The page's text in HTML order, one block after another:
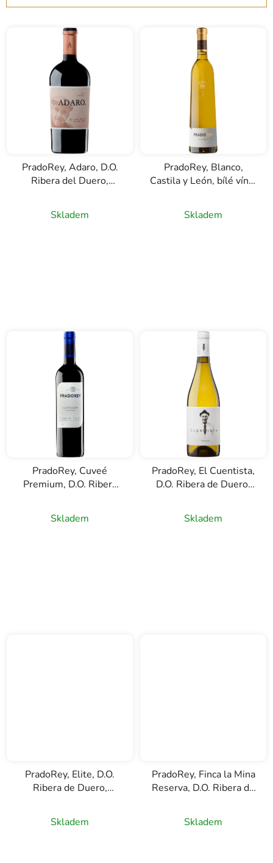
z
PradoRey, Adaro, D.O.
Ribera del Duero,
Skladem
PradoRey, Blanco,
Castila y León, bílé víno,
Skladem
PradoRey, Cuveé
Premium, D.O. Ribera
0,75l
Skladem
PradoRey, El Cuentista,
D.O. Ribera de Duero,
Skladem
PradoRey, Elite, D.O.
Ribera de Duero,
Skladem
PradoRey, Finca la Mina
Reserva, D.O. Ribera de
0,75l
Skladem